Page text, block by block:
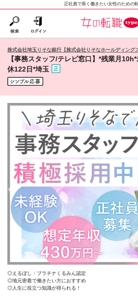
正社員で長く働きたい女性のための
株式会社埼玉りそな銀行【株式会社りそなホールディング
【事務スタッフ/テレビ窓口】*残業月
休122日*埼玉
◎えるぼし・プラチナくるみん認定
◎地元密着で働きたい方におすすめ
◎人生に役立つ知識が得られる！